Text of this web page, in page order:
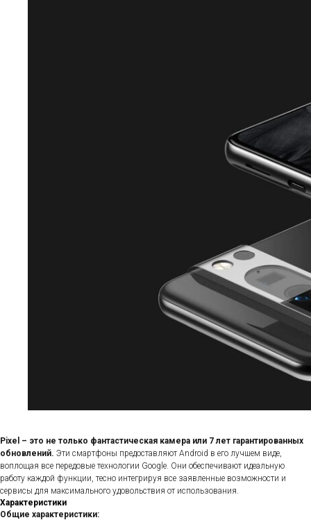
Pixel – это не только фантастическая камера или 7 лет гарантированных
обновлений. Эти смартфоны предоставляют Android в его лучшем виде,
воплощая все передовые технологии Google. Они обеспечивают идеальную
работу каждой функции, тесно интегрируя все заявленные возможности и
сервисы для максимального удовольствия от использования.
Характеристики
Общие характеристики: